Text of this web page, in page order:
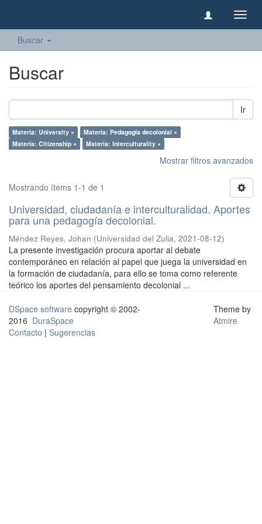
Buscar
Buscar
Ir
Materia: University ×
Materia: Pedagogía decolonial ×
Materia: Citizenship ×
Materia: Interculturality ×
Mostrar filtros avanzados
Mostrando ítems 1-1 de 1
Universidad, ciudadanía e interculturalidad. Aportes
para una pedagogía decolonial.
Méndez Reyes, Johan (Universidad del Zulia, 2021-08-12)
La presente investigación procura aportar al debate
contemporáneo en relación al papel que juega la universidad en
la formación de ciudadanía, para ello se toma como referente
teórico los aportes del pensamiento decolonial ...
DSpace software copyright © 2002-
2016 DuraSpace
Contacto | Sugerencias
Theme by
Atmire